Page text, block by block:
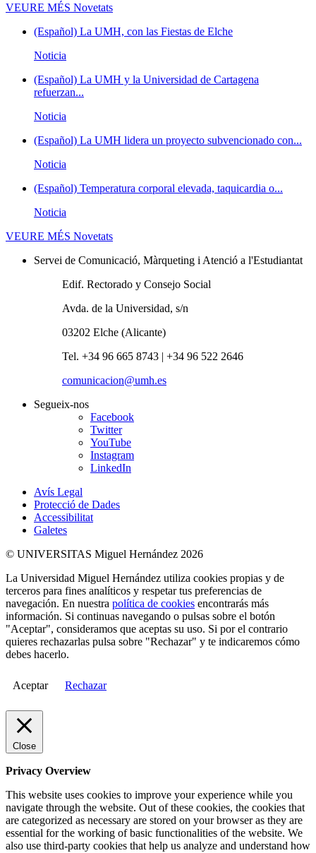
VEURE MÉS Novetats
(Español) La UMH, con las Fiestas de Elche
Noticia
(Español) La UMH y la Universidad de Cartagena
refuerzan...
Noticia
(Español) La UMH lidera un proyecto subvencionado con...
Noticia
(Español) Temperatura corporal elevada, taquicardia o...
Noticia
VEURE MÉS Novetats
Servei de Comunicació, Màrqueting i Atenció a l'Estudiantat
Edif. Rectorado y Consejo Social
Avda. de la Universidad, s/n
03202 Elche (Alicante)
Tel. +34 96 665 8743 | +34 96 522 2646
comunicacion@umh.es
Segueix-nos
Facebook
Twitter
YouTube
Instagram
LinkedIn
Avís Legal
Protecció de Dades
Accessibilitat
Galetes
© UNIVERSITAS Miguel Hernández 2026
La Universidad Miguel Hernández utiliza cookies propias y de
terceros para fines analíticos y respetar tus preferencias de
navegación. En nuestra política de cookies encontrarás más
información. Si continuas navegando o pulsas sobre el botón
"Aceptar", consideramos que aceptas su uso. Si por el contrario
quieres rechazarlas pulsa sobre "Rechazar" y te indicaremos cómo
debes hacerlo.
Aceptar Rechazar
Close
Privacy Overview
This website uses cookies to improve your experience while you
navigate through the website. Out of these cookies, the cookies that
are categorized as necessary are stored on your browser as they are
essential for the working of basic functionalities of the website. We
also use third-party cookies that help us analyze and understand how